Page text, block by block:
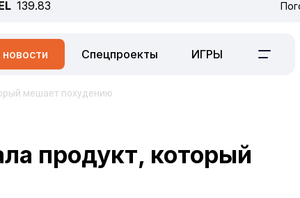
139.83
Спецпроекты ИГРЫ
мешает похудению
продукт, который